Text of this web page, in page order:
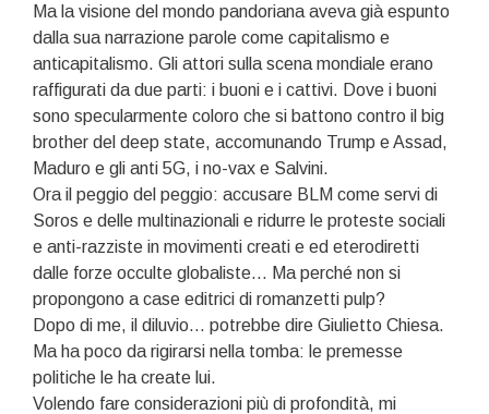
Ma la visione del mondo pandoriana aveva già espunto
dalla sua narrazione parole come capitalismo e
anticapitalismo. Gli attori sulla scena mondiale erano
raffigurati da due parti: i buoni e i cattivi. Dove i buoni
sono specularmente coloro che si battono contro il big
brother del deep state, accomunando Trump e Assad,
Maduro e gli anti 5G, i no-vax e Salvini.
Ora il peggio del peggio: accusare BLM come servi di
Soros e delle multinazionali e ridurre le proteste sociali
e anti-razziste in movimenti creati e ed eterodiretti
dalle forze occulte globaliste… Ma perché non si
propongono a case editrici di romanzetti pulp?
Dopo di me, il diluvio… potrebbe dire Giulietto Chiesa.
Ma ha poco da rigirarsi nella tomba: le premesse
politiche le ha create lui.
Volendo fare considerazioni più di profondità, mi